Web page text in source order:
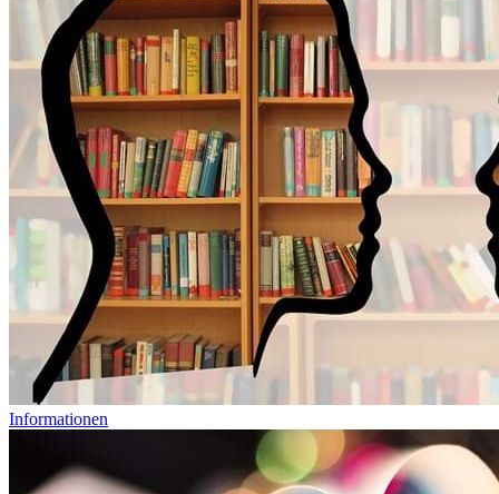
Informationen